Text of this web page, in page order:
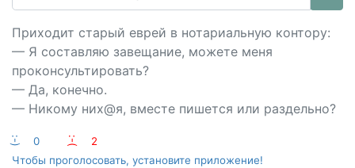
Приходит старый еврей в нотариальную контору:
— Я составляю завещание, можете меня
проконсультировать?
— Да, конечно.
— Никому них@я, вместе пишется или раздельно?
:-) 0 :-(
2
Чтобы проголосовать, установите приложение!